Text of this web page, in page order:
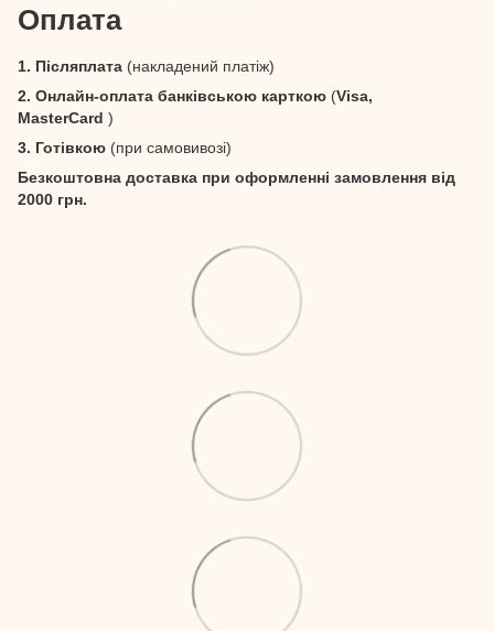
Оплата
1. Післяплата (накладений платіж)
2. Онлайн-оплата банківською карткою (Visa,
MasterCard )
3. Готівкою (при самовивозі)
Безкоштовна доставка при оформленні замовлення від
2000 грн.